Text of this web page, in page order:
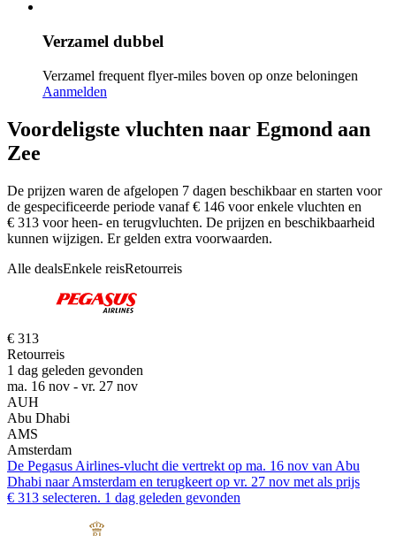
Verzamel dubbel
Verzamel frequent flyer-miles boven op onze beloningen
Aanmelden
Voordeligste vluchten naar Egmond aan
Zee
De prijzen waren de afgelopen 7 dagen beschikbaar en starten voor
de gespecificeerde periode vanaf € 146 voor enkele vluchten en
€ 313 voor heen- en terugvluchten. De prijzen en beschikbaarheid
kunnen wijzigen. Er gelden extra voorwaarden.
Alle dealsEnkele reisRetourreis
€ 313
Retourreis
1 dag geleden gevonden
ma. 16 nov - vr. 27 nov
AUH
Abu Dhabi
AMS
Amsterdam
De Pegasus Airlines-vlucht die vertrekt op ma. 16 nov van Abu
Dhabi naar Amsterdam en terugkeert op vr. 27 nov met als prijs
€ 313 selecteren. 1 dag geleden gevonden